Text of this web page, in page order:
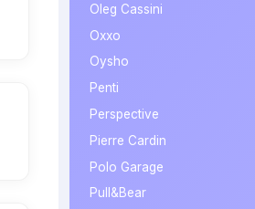
Oleg Cassini
Oxxo
Oysho
Penti
Perspective
Pierre Cardin
Polo Garage
Pull&Bear